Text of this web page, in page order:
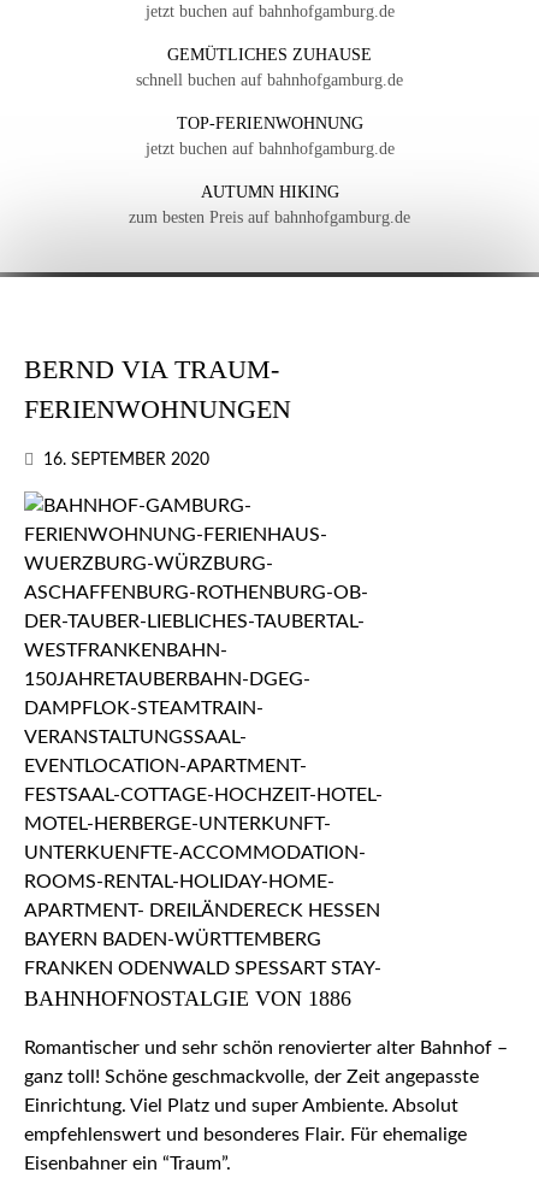
jetzt buchen auf bahnhofgamburg.de
GEMÜTLICHES ZUHAUSE
schnell buchen auf bahnhofgamburg.de
TOP-FERIENWOHNUNG
jetzt buchen auf bahnhofgamburg.de
AUTUMN HIKING
zum besten Preis auf bahnhofgamburg.de
BERND VIA TRAUM-
FERIENWOHNUNGEN
16. SEPTEMBER 2020
BAHNHOFNOSTALGIE VON 1886
Romantischer und sehr schön renovierter alter Bahnhof –
ganz toll! Schöne geschmackvolle, der Zeit angepasste
Einrichtung. Viel Platz und super Ambiente. Absolut
empfehlenswert und besonderes Flair. Für ehemalige
Eisenbahner ein “Traum”.